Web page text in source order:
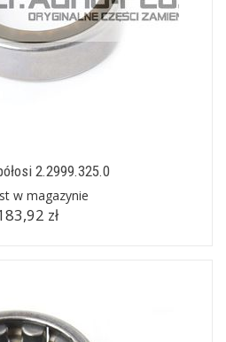
2.2999.325.0
w magazynie
zł